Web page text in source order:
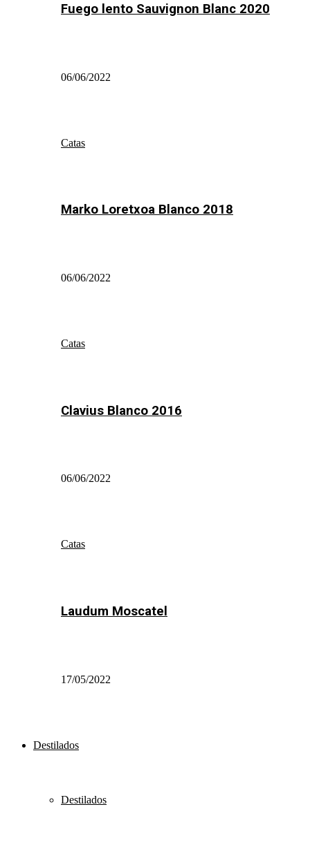
Fuego lento Sauvignon Blanc 2020
06/06/2022
Catas
Marko Loretxoa Blanco 2018
06/06/2022
Catas
Clavius Blanco 2016
06/06/2022
Catas
Laudum Moscatel
17/05/2022
Destilados
Destilados